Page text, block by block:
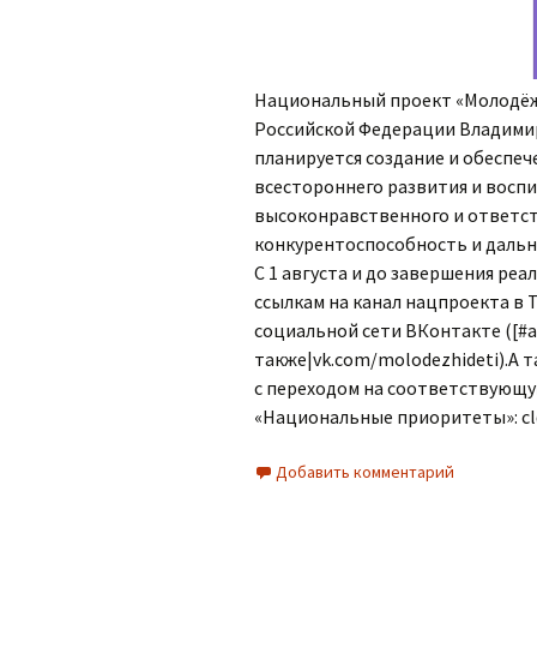
Национальный проект
Российской Федерации
планируется создание и
всестороннего развития и
высоконравственного и
конкурентоспособность и
С 1 августа и до завершения
ссылкам на канал нацпроекта
социальной сети ВКонтакте
также|vk.com/molodezhideti).А
с переходом на
«Национальные приоритеты»:
Добавить комментарий